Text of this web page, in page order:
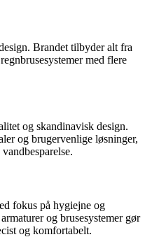
Brandet tilbyder alt fra
med flere
og skandinavisk design.
og brugervenlige løsninger,
fokus på hygiejne og
og brusesystemer gør
og komfortabelt.